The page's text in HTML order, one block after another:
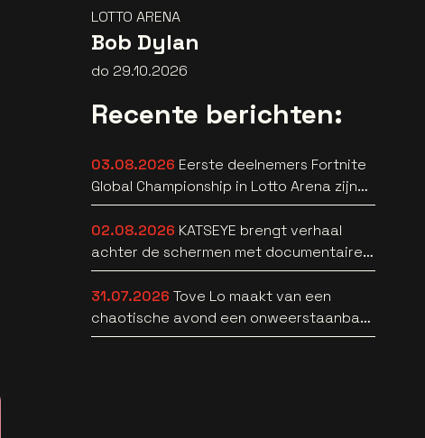
LOTTO ARENA
Bob Dylan
do 29.10.2026
Recente berichten:
03.08.2026 Eerste deelnemers Fortnite
Global Championship in Lotto Arena zijn
bekend
02.08.2026 KATSEYE brengt verhaal
achter de schermen met documentaire
WILD HEARTS [trailer]
31.07.2026 Tove Lo maakt van een
chaotische avond een onweerstaanbare
popsong